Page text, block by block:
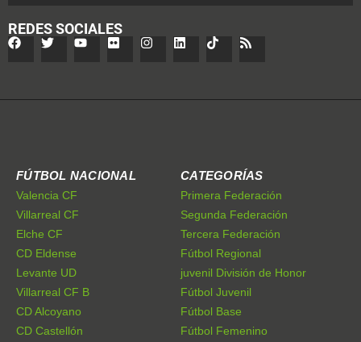
REDES SOCIALES
FÚTBOL NACIONAL
Valencia CF
Villarreal CF
Elche CF
CD Eldense
Levante UD
Villarreal CF B
CD Alcoyano
CD Castellón
CATEGORÍAS
Primera Federación
Segunda Federación
Tercera Federación
Fútbol Regional
juvenil División de Honor
Fútbol Juvenil
Fútbol Base
Fútbol Femenino